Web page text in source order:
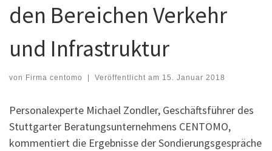
den Bereichen Verkehr
und Infrastruktur
von Firma centomo | Veröffentlicht am 15. Januar 2018
Personalexperte Michael Zondler, Geschäftsführer des
Stuttgarter Beratungsunternehmens CENTOMO,
kommentiert die Ergebnisse der Sondierungsgespräche